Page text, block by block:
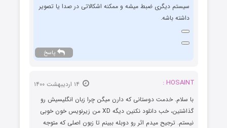
سیستم دیگری ضبط میشه و ممکنه اشکالاتی در صدا یا تصویر
داشته باشه.
پاسخ
HOSAINT :
با سلام. خدمت دوستانی که دارن میگن چرا زبان انگلیسیش رو
گذاشتین، خب دانلود نکنین دیگه XD من زیرنویس خون خوبی
نیستم. ترجیح میدم اثر رو دوبله ببینم تا زبون اصلی که متوجه